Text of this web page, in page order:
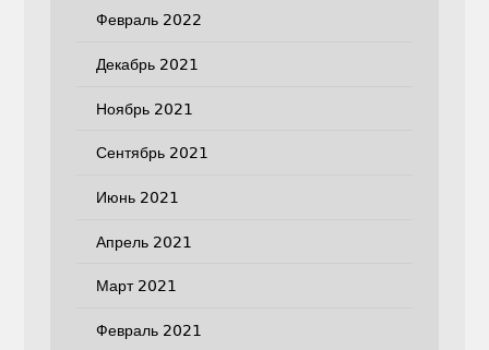
Февраль 2022
Декабрь 2021
Ноябрь 2021
Сентябрь 2021
Июнь 2021
Апрель 2021
Март 2021
Февраль 2021